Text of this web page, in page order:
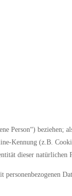
Person“) beziehen;
Kennung (z.B.
dieser natürlichen